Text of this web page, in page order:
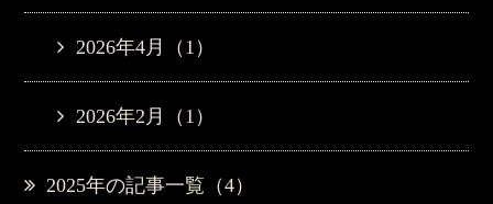
2026年4月（1）
2026年2月（1）
2025年の記事一覧（4）